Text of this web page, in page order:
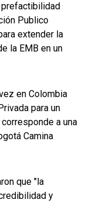
Publico
extender la
la EMB en un
en Colombia
para un
a una
Camina
que "la
y